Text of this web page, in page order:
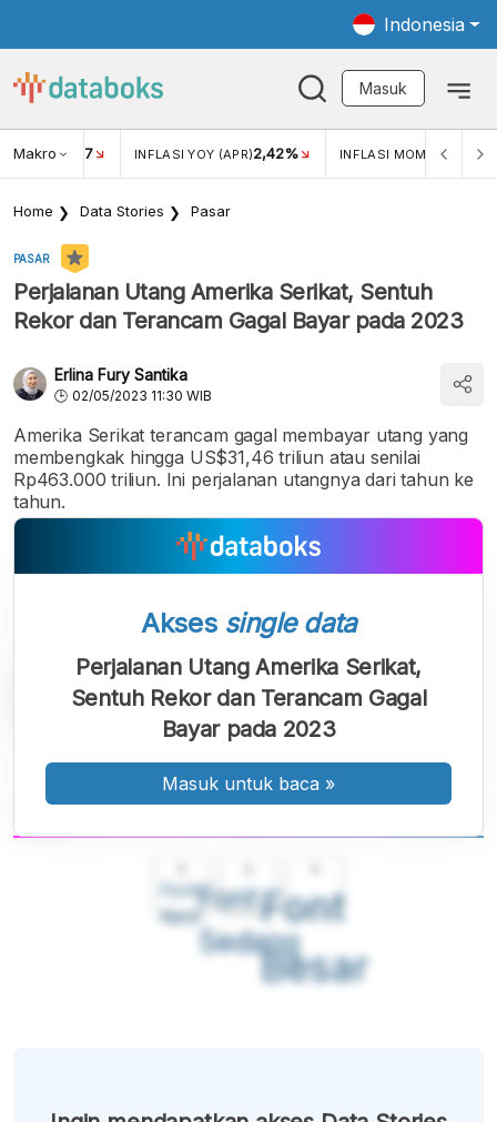
Indonesia
Masuk
Makro
USD/IDR 17 INFLASI YOY (APR)2,42% INFLASI MOM (APR)
Home Data Stories Pasar
PASAR
Perjalanan Utang Amerika Serikat, Sentuh
Rekor dan Terancam Gagal Bayar pada 2023
Erlina Fury Santika
02/05/2023 11:30 WIB
Amerika Serikat terancam gagal membayar utang yang
membengkak hingga US$31,46 triliun atau senilai
Rp463.000 triliun. Ini perjalanan utangnya dari tahun ke
tahun.
Font
Kecil
Font
Sedang
Font
Besar
Akses single data
Perjalanan Utang Amerika Serikat,
Sentuh Rekor dan Terancam Gagal
Bayar pada 2023
Masuk untuk baca »